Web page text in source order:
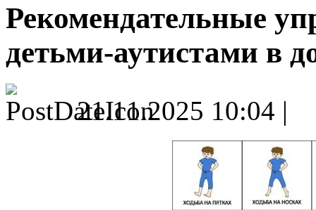
Рекомендательные
детьми-аутистами в
21.11.2025 10:04 |